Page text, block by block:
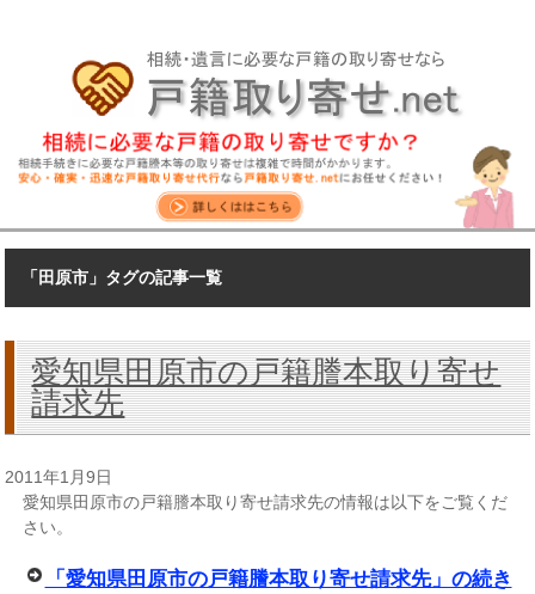
「田原市」タグの記事一覧
愛知県田原市の戸籍謄本取り寄せ
請求先
2011年1月9日
愛知県田原市の戸籍謄本取り寄せ請求先の情報は以下をご覧くだ
さい。
「愛知県田原市の戸籍謄本取り寄せ請求先」の続き